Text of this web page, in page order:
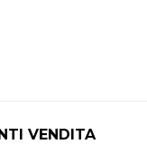
VENDITA